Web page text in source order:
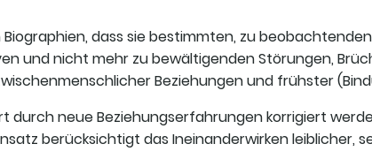
dass sie bestimmten, zu
und nicht mehr zu bewältigenden Störungen,
Beziehungen und frühster
durch neue Beziehungserfahrungen korrigiert
berücksichtigt das Ineinanderwirken leiblicher,